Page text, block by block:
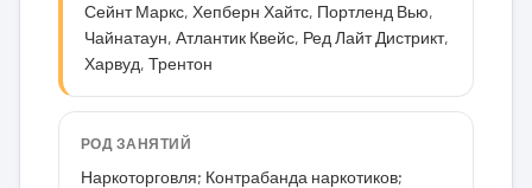
Сейнт Маркс, Хепберн Хайтс, Портленд Вью,
Чайнатаун, Атлантик Квейс, Ред Лайт Дистрикт,
Харвуд, Трентон
РОД ЗАНЯТИЙ
Наркоторговля; Контрабанда наркотиков;